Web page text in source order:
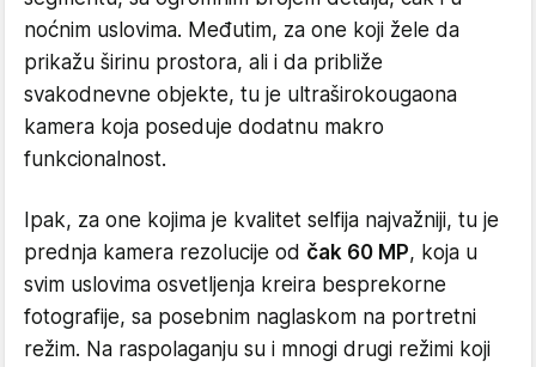
noćnim uslovima. Međutim, za one koji žele da
prikažu širinu prostora, ali i da približe
svakodnevne objekte, tu je ultraširokougaona
kamera koja poseduje dodatnu makro
funkcionalnost.
Ipak, za one kojima je kvalitet selfija najvažniji, tu je
prednja kamera rezolucije od čak 60 MP, koja u
svim uslovima osvetljenja kreira besprekorne
fotografije, sa posebnim naglaskom na portretni
režim. Na raspolaganju su i mnogi drugi režimi koji